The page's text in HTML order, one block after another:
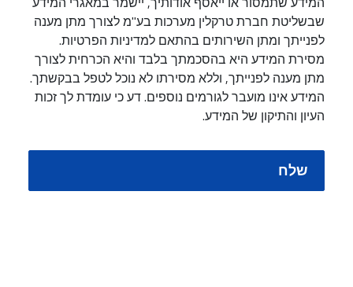
שבשליטת חברת טרקלין מערכות בע"מ לצורך מתן מענה
לפנייתך ומתן השירותים בהתאם למדיניות הפרטיות.
מסירת המידע היא בהסכמתך בלבד והיא הכרחית לצורך
מתן מענה לפנייתך, וללא מסירתו לא נוכל לטפל בבקשתך.
המידע אינו מועבר לגורמים נוספים. דע כי עומדת לך זכות
העיון והתיקון של המידע.
שלח